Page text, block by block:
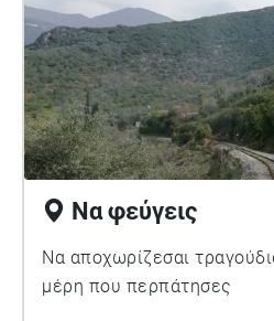
Να φεύγεις
Να αποχωρίζεσαι
μέρη που περπάτησες